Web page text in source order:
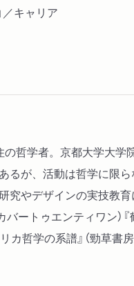
キャリア
哲学者。京都大学大
が、活動は哲学に限
やデザインの実技教
ートゥエンティワン
哲学の系譜』（勁草書房